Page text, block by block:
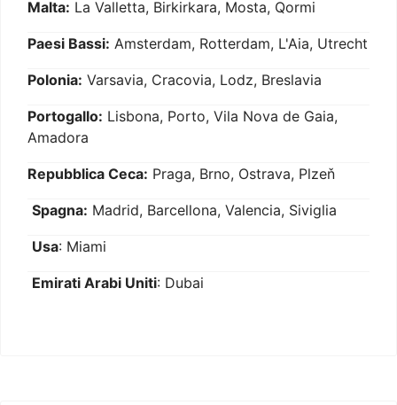
Malta: La Valletta, Birkirkara, Mosta, Qormi
Paesi Bassi: Amsterdam, Rotterdam, L'Aia, Utrecht
Polonia: Varsavia, Cracovia, Lodz, Breslavia
Portogallo: Lisbona, Porto, Vila Nova de Gaia,
Amadora
Repubblica Ceca: Praga, Brno, Ostrava, Plzeň
Spagna: Madrid, Barcellona, Valencia, Siviglia
Usa: Miami
Emirati Arabi Uniti: Dubai